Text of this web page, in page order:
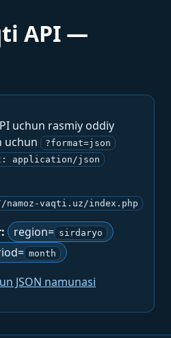
API —
uchun rasmiy oddiy
uchun
?format=json
application/json
vaqti.uz/index.php
region= sirdaryo
month
JSON namunasi